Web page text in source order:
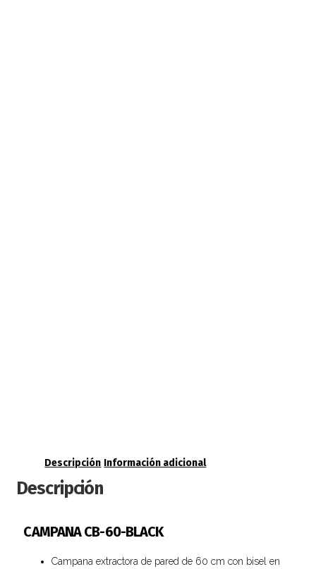
Descripción Información adicional
Descripción
CAMPANA CB-60-BLACK
Campana extractora de pared de 60 cm con bisel en